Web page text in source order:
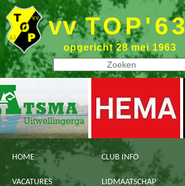
vv TOP'63
opgericht 28 mei 1963
HOME CLUB INFO
VACATURES LIDMAATSCHAP